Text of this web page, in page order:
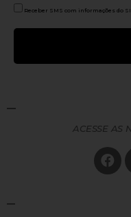
Receber SMS com informações do
ACESSE AS